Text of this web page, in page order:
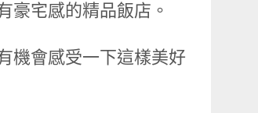
豪宅感的精品飯店。
機會感受一下這樣美好